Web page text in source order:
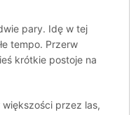
pary. Idę w tej
tempo. Przerw
krótkie postoje na
przez las,